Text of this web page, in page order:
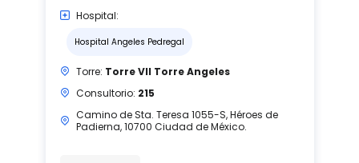
Hospital:
Hospital Angeles Pedregal
Torre: Torre VII Torre Angeles
Consultorio: 215
Camino de Sta. Teresa 1055-S, Héroes de
Padierna, 10700 Ciudad de México.